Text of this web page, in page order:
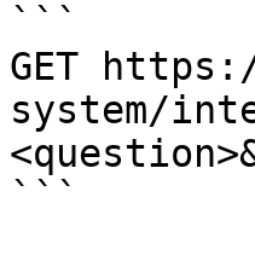
```
GET
system/
```